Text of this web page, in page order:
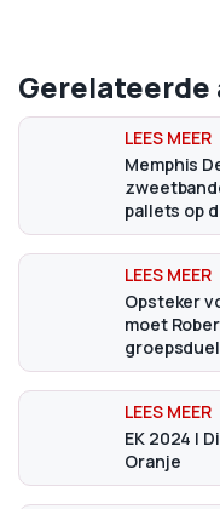
Memphis
pallets op
Opsteker
moet
EK 2024 |
Oranje